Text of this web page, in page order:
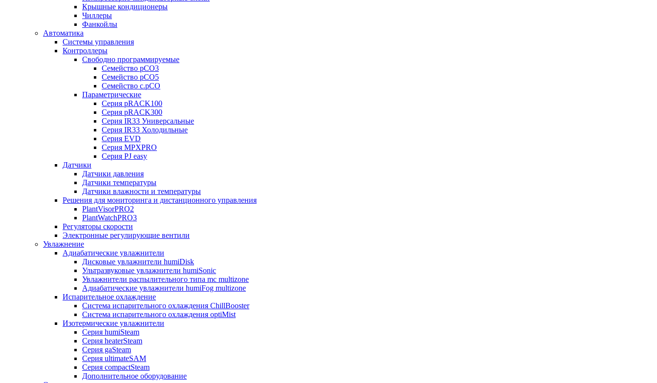
Крышные кондиционеры
Чиллеры
Фанкойлы
Автоматика
Системы управления
Контроллеры
Свободно программируемые
Семейство pCO3
Семейство pCO5
Семейство c.pCO
Параметрические
Серия pRACK100
Серия pRACK300
Серия IR33 Универсальные
Серия IR33 Холодильные
Серия EVD
Серия MPXPRO
Серия PJ easy
Датчики
Датчики давления
Датчики температуры
Датчики влажности и температуры
Решения для мониторинга и дистанционного управления
PlantVisorPRO2
PlantWatchPRO3
Регуляторы скорости
Электронные регулирующие вентили
Увлажнение
Адиабатические увлажнители
Дисковые увлажнители humiDisk
Ультразвуковые увлажнители humiSonic
Увлажнители распылительного типа mc multizone
Адиабатические увлажнители humiFog multizone
Испарительное охлаждение
Система испарительного охлаждения ChillBooster
Система испарительного охлаждения optiMist
Изотермические увлажнители
Серия humiSteam
Серия heaterSteam
Серия gaSteam
Серия ultimateSAM
Серия compactSteam
Дополнительное оборудование